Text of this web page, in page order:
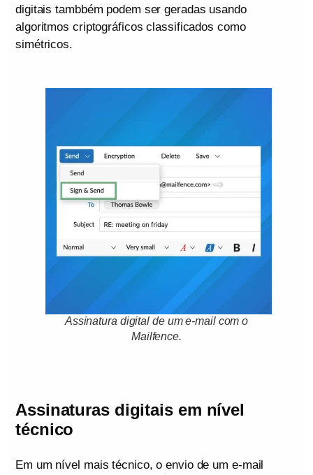
digitais tambbém podem ser geradas usando
algoritmos criptográficos classificados como
simétricos.
Assinatura digital de um e-mail com o
Mailfence.
Assinaturas digitais em nível
técnico
Em um nível mais técnico, o envio de um e-mail